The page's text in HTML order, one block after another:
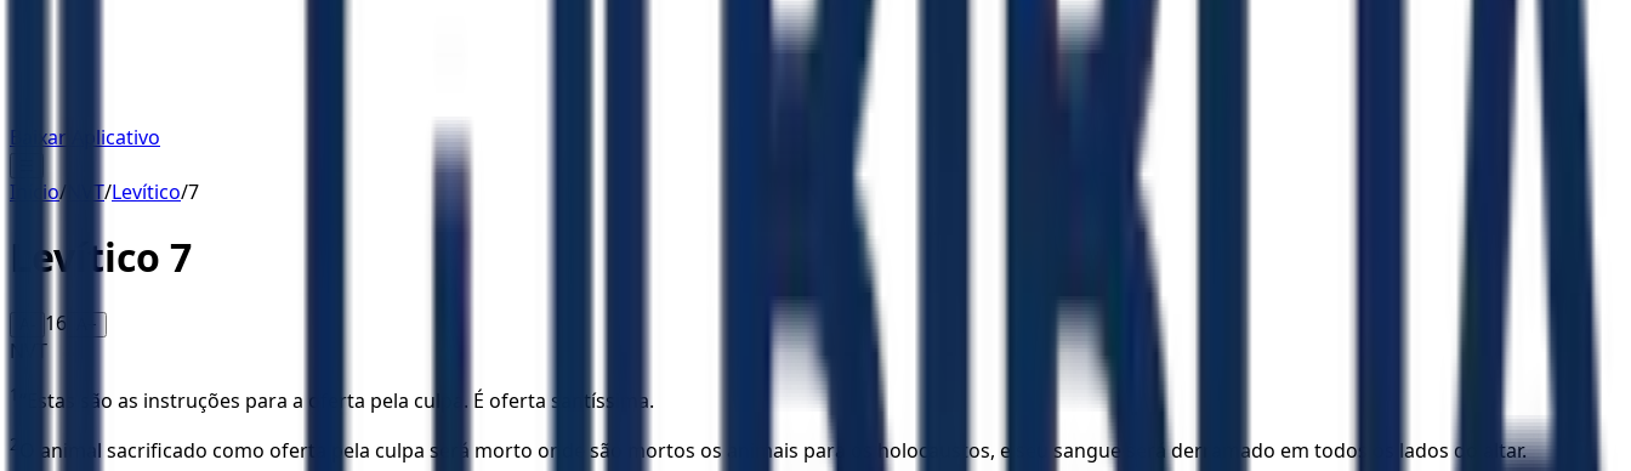
Baixar Aplicativo
Início/ NVT/Levítico/7
Levítico 7
16 A+
NVT
1 “Estas são as instruções para a oferta pela ­culpa. É oferta santíssima.
2 O animal sacrificado como oferta pela culpa será morto onde são mortos os animais para os holocaustos, e seu sangue será derramado em todos os lados do altar.